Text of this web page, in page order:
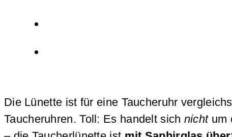
Die Lünette ist für eine Taucheruhr
Taucheruhren. Toll: Es handelt sich nicht um